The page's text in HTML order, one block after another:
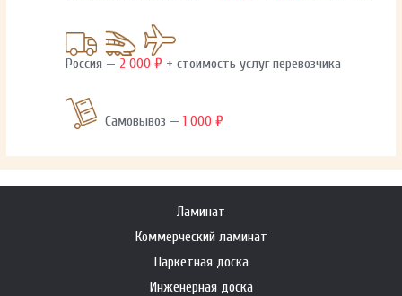
Россия — 2 000 ₽ + стоимость услуг перевозчика
Самовывоз —1 000 ₽
Ламинат
Коммерческий ламинат
Паркетная доска
Инженерная доска